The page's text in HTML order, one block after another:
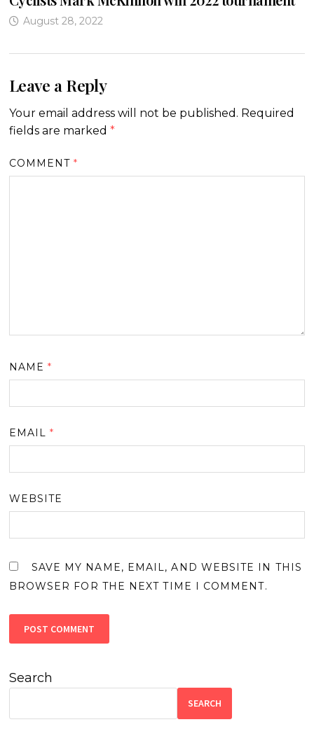
August 28, 2022
Leave a Reply
Your email address will not be published. Required
fields are marked *
COMMENT*
NAME*
EMAIL*
WEBSITE
SAVE MY NAME, EMAIL, AND WEBSITE IN THIS
BROWSER FOR THE NEXT TIME I COMMENT.
Search
SEARCH